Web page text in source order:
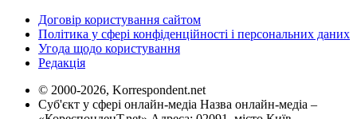
Договір користування сайтом
Політика у сфері конфіденційності і персональних даних
Угода щодо користування
Редакція
© 2000-2026, Korrespondent.net
Суб'єкт у сфері онлайн-медіа Назва онлайн-медіа –